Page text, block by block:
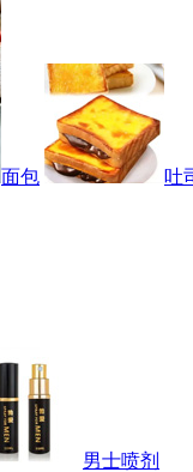
面包 吐
男士喷剂